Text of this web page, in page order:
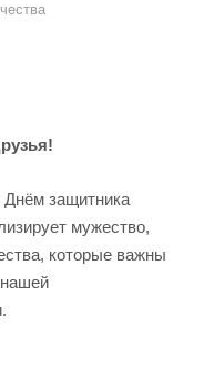
защитника
мужество,
которые важны